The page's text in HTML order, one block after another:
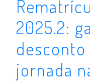
2025.2:
jornada